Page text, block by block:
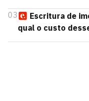
03
Escritura de
qual o custo